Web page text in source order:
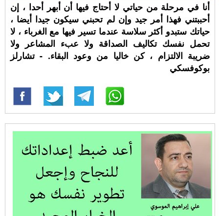
أنا في مرحلة من حياتي لا أحتاج فيها أن أبهر أحدا ، إن
أحببتني فهذا أمر جيد وإن لم تحبني سيكون جيدا أيضا ،
حياتك ستبدو أكثر سلاسة عندما تسير فيها مع الغرباء ، لا
تحمل نفسك تكاليف الصداقة ولا عبء المشاعر ولا
ضريبة الالتزام ، كن خاليا من وعود البقاء. - تشارلز
بوكوفسكي